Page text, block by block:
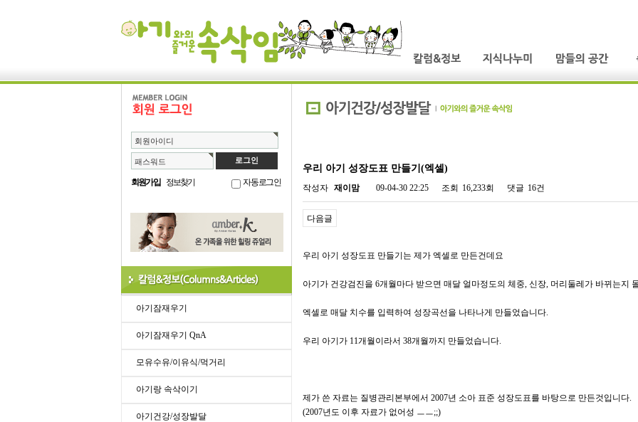
회원아이디
패스워드
회원가입 정보찾기 자동로그인
아기잠재우기
아기잠재우기 QnA
모유수유/이유식/먹거리
아기랑 속삭이기
아기건강/성장발달
우리 아기 성장도표 만들기(엑셀)
작성자 재이맘 09-04-30 22:25 조회 16,233회 댓글 16건
다음글
우리 아기 성장도표 만들기는 제가 엑셀로 만든건데요
아기가 건강검진을 6개월마다 받으면 매달 얼마정도의 체중, 신장, 머리둘레가 바뀌는지
엑셀로 매달 치수를 입력하여 성장곡선을 나타나게 만들었습니다.
우리 아기가 11개월이라서 38개월까지 만들었습니다.
제가 쓴 자료는 질병관리본부에서 2007년 소아 표준 성장도표를 바탕으로 만든것입니다.
(2007년도 이후 자료가 없어성 ㅡㅡ;;)